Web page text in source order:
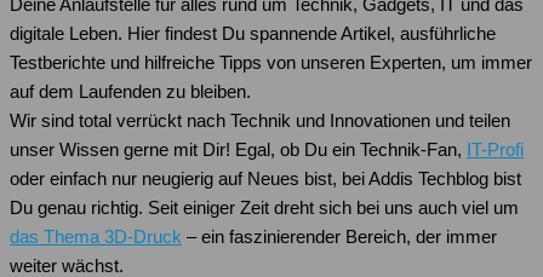
digitale Leben. Hier findest Du spannende Artikel, ausführliche
Testberichte und hilfreiche Tipps von unseren Experten, um immer
auf dem Laufenden zu bleiben.
Wir sind total verrückt nach Technik und Innovationen und teilen
unser Wissen gerne mit Dir! Egal, ob Du ein Technik-Fan, IT-Profi
oder einfach nur neugierig auf Neues bist, bei Addis Techblog bist
Du genau richtig. Seit einiger Zeit dreht sich bei uns auch viel um
das Thema 3D-Druck – ein faszinierender Bereich, der immer
weiter wächst.